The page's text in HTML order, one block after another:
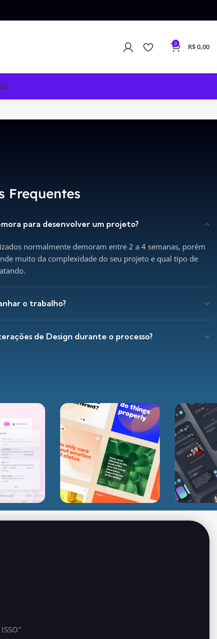
0 R$0,00
Frequentes
para desenvolver um projeto?
normalmente demoram entre 2 a 4 semanas, porém
muito da complexidade do seu projeto e qual tipo de
o trabalho?
de Design durante o processo?